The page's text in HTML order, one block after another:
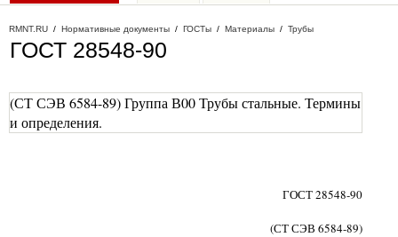
RMNT.RU / Нормативные документы / ГОСТы / Материалы / Трубы
ГОСТ 28548-90
(СТ СЭВ 6584-89) Группа В00 Трубы стальные. Термины
и определения.
ГОСТ 28548-90
(СТ СЭВ 6584-89)